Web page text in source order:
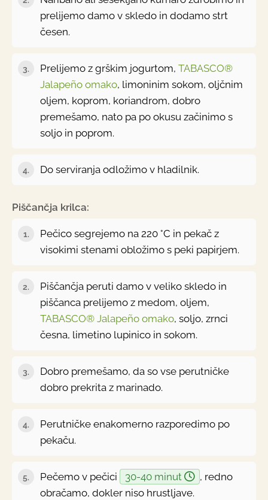
prelijemo damo v skledo in dodamo strt
česen.
3. Prelijemo z grškim jogurtom,TABASCO®
Jalapeño omako, limoninim sokom, oljčnim
oljem, koprom, koriandrom, dobro
premešamo, nato pa po okusu začinimo s
soljo in poprom.
4. Do serviranja odložimo v hladilnik.
Piščančja krilca:
1.
Pečico segrejemo na 220 °C in pekač z
visokimi stenami obložimo s peki papirjem.
2.
Piščančja peruti damo v veliko skledo in
piščanca prelijemo z medom, oljem,
TABASCO® Jalapeño omako, soljo, zrnci
česna, limetino lupinico in sokom.
3.
Dobro premešamo, da so vse perutničke
dobro prekrita z marinado.
4.
Perutničke enakomerno razporedimo po
pekaču.
5. Pečemo v pečici 30-40 minut
, redno
obračamo, dokler niso hrustljave.